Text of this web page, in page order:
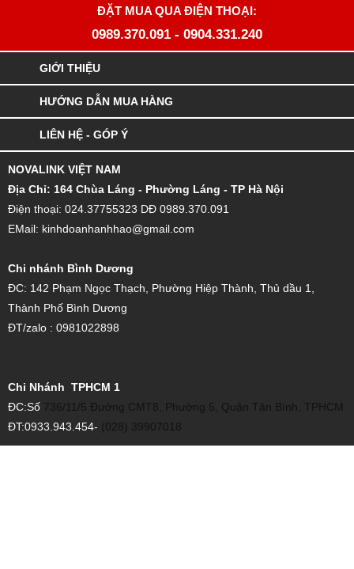
Hệ thống tủ mạng, tủ
điện ( Cabinet, rack
system)
Dây cáp USB 2.0 , Cáp
USB 3.0
Cáp âm thanh cáp điều
khiển chống nhiễu
ĐẶT MUA QUA ĐIỆN THOẠI:
GIỚI THIỆU
HƯỚNG DẪN MUA HÀNG
NOVALINK VIỆT NAM
Đ ịa Chỉ: 164 Chùa Láng - Phường Láng - TP Hà Nội
Điện thoại: 024.37755323 DĐ 0989.370.091
Chi nhánh Bình Dương
ĐC: 142 Phạm Ngọc Thạch, Phường Hiệp Thành, Thủ dầu 1,
Thành Phố Bình Dương